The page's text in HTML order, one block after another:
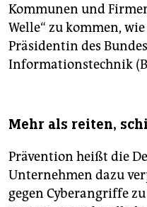
Kommunen und
Welle“ zu kommen,
Präsidentin des
Informationstechnik
Mehr als reiten,
Prävention heißt die
Unternehmen dazu
gegen Cyberangriffe